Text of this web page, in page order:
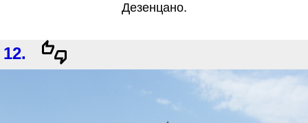
Дезенцано.
12.